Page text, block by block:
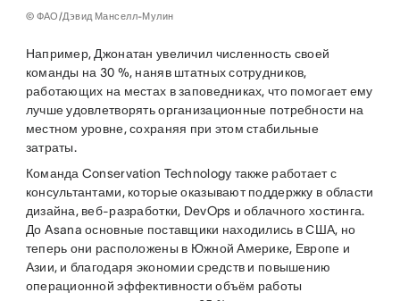
© ФАО/Дэвид Манселл-Мулин
Например, Джонатан увеличил численность своей
команды на 30 %, наняв штатных сотрудников,
работающих на местах в заповедниках, что помогает ему
лучше удовлетворять организационные потребности на
местном уровне, сохраняя при этом стабильные
затраты.
Команда Conservation Technology также работает с
консультантами, которые оказывают поддержку в области
дизайна, веб-разработки, DevOps и облачного хостинга.
До Asana основные поставщики находились в США, но
теперь они расположены в Южной Америке, Европе и
Азии, и благодаря экономии средств и повышению
операционной эффективности объём работы